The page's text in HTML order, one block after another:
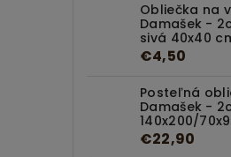
Obliečka na
Damašek -
sivá 40x40
€4,50
Posteľná
Damašek -
140x200/
€22,90